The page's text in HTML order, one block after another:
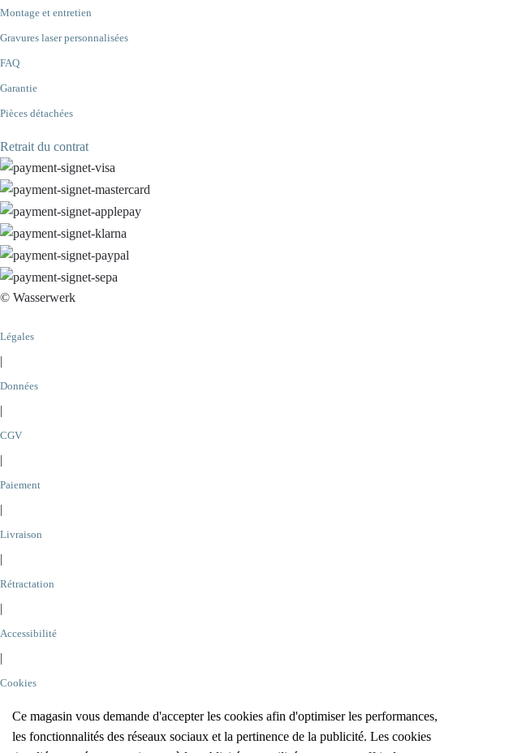
Montage et entretien
Gravures laser personnalisées
FAQ
Garantie
Pièces détachées
Retrait du contrat
© Wasserwerk
Légales
|
Données
|
CGV
|
Paiement
|
Livraison
|
Rétractation
|
Accessibilité
|
Cookies
Ce magasin vous demande d'accepter les cookies afin d'optimiser les performances,
les fonctionnalités des réseaux sociaux et la pertinence de la publicité. Les cookies